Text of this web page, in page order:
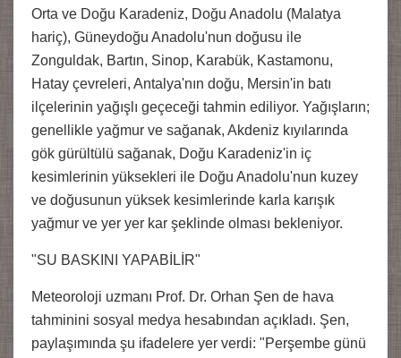
Orta ve Doğu Karadeniz, Doğu Anadolu (Malatya
hariç), Güneydoğu Anadolu'nun doğusu ile
Zonguldak, Bartın, Sinop, Karabük, Kastamonu,
Hatay çevreleri, Antalya'nın doğu, Mersin'in batı
ilçelerinin yağışlı geçeceği tahmin ediliyor. Yağışların;
genellikle yağmur ve sağanak, Akdeniz kıyılarında
gök gürültülü sağanak, Doğu Karadeniz'in iç
kesimlerinin yüksekleri ile Doğu Anadolu'nun kuzey
ve doğusunun yüksek kesimlerinde karla karışık
yağmur ve yer yer kar şeklinde olması bekleniyor.
"SU BASKINI YAPABİLİR"
Meteoroloji uzmanı Prof. Dr. Orhan Şen de hava
tahminini sosyal medya hesabından açıkladı. Şen,
paylaşımında şu ifadelere yer verdi: "Perşembe günü